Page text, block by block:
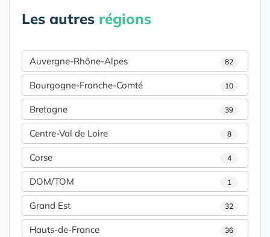
Les autres régions
Auvergne-Rhône-Alpes 82
Bourgogne-Franche-Comté 10
Bretagne 39
Centre-Val de Loire 8
Corse 4
DOM/TOM 1
Grand Est 32
Hauts-de-France 36